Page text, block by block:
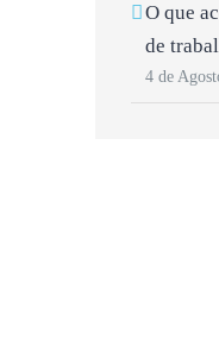
O que
de
4 de